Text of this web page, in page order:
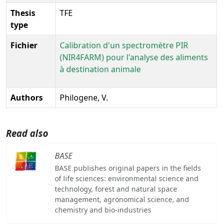
Thesis
type
TFE
Fichier
Calibration d'un spectromètre PIR
(NIR4FARM) pour l'analyse des aliments
à destination animale
Authors Philogene, V.
Read also
BASE
BASE publishes original papers in the fields
of life sciences: environmental science and
technology, forest and natural space
management, agronomical science, and
chemistry and bio-industries